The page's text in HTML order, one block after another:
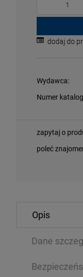
dodaj do
Wydawca:
Numer
zapytaj o
poleć
Opis
Dane